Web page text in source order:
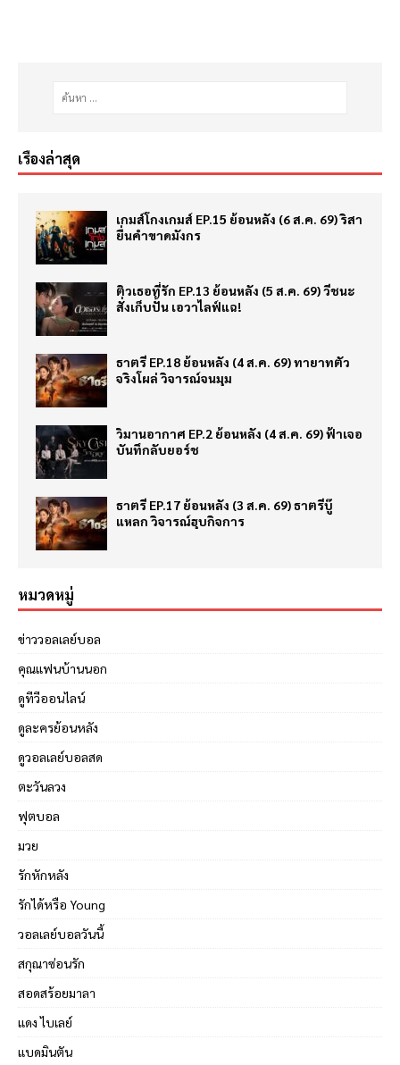
เรื่องล่าสุด
เกมส์โกงเกมส์ EP.15 ย้อนหลัง (6 ส.ค. 69) ริสา
ยื่นคำขาดมังกร
ติวเธอที่รัก EP.13 ย้อนหลัง (5 ส.ค. 69) วีชนะ
สั่งเก็บปั้น เอวาไลฟ์แฉ!
ธาตรี EP.18 ย้อนหลัง (4 ส.ค. 69) ทายาทตัว
จริงโผล่ วิจารณ์จนมุม
วิมานอากาศ EP.2 ย้อนหลัง (4 ส.ค. 69) ฟ้าเจอ
บันทึกลับยอร์ช
ธาตรี EP.17 ย้อนหลัง (3 ส.ค. 69) ธาตรีบู๊
แหลก วิจารณ์ฮุบกิจการ
หมวดหมู่
ข่าววอลเลย์บอล
คุณแฟนบ้านนอก
ดูทีวีออนไลน์
ดูละครย้อนหลัง
ดูวอลเลย์บอลสด
ตะวันลวง
ฟุตบอล
มวย
รักหักหลัง
รักได้หรือ Young
วอลเลย์บอลวันนี้
สกุณาซ่อนรัก
สอดสร้อยมาลา
แดง ไบเลย์
แบดมินตัน